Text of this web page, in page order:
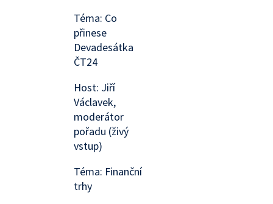
Téma: Co
přinese
Devadesátka
ČT24
Host: Jiří
Václavek,
moderátor
pořadu (živý
vstup)
Téma: Finanční
trhy